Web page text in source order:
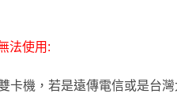
法使用:
卡機 ， 若是遠傳電信或是台